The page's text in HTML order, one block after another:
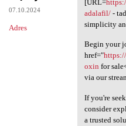
07.10.2024
Adres
[URL=
adalafil/-
simplicity
Begin your
href="
oxin for
via our
If you're
consider
a trusted